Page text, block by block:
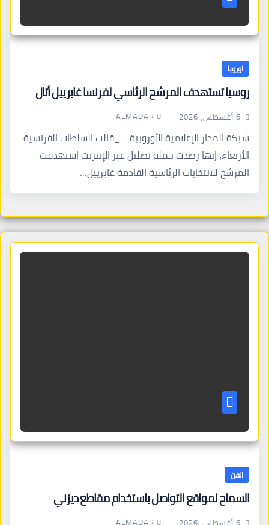
اوروبا
روسيا تستهدف المرشح الرئاسي لفرنسا غابرييل أتال
6 أغسطس، 2026 ALMADAR
شبكة المدار الإعلامية الأوروبية …_قالت السلطات الفرنسية
الأربعاء، إنها رصدت حملة تضليل عبر الإنترنت استهدفت
المرشح للانتخابات الرئاسية القادمة غابرييل…
الفن
السماح لمواقع التواصل باستخدام مقاطع ديزني